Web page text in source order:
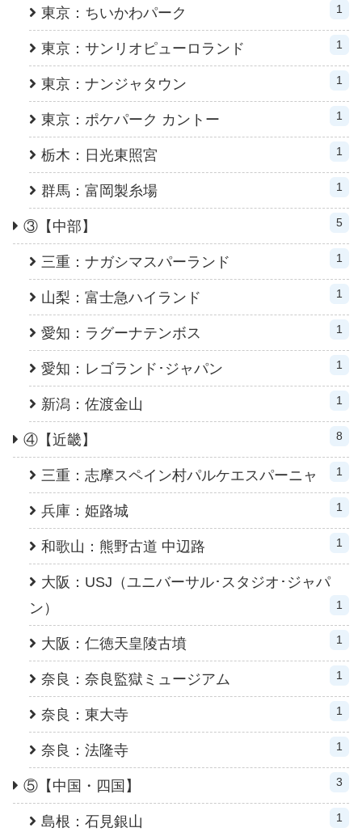
東京：ちいかわパーク 1
東京：サンリオピューロランド 1
東京：ナンジャタウン 1
東京：ポケパーク カントー 1
栃木：日光東照宮 1
群馬：富岡製糸場 1
③【中部】 5
三重：ナガシマスパーランド 1
山梨：富士急ハイランド 1
愛知：ラグーナテンボス 1
愛知：レゴランド･ジャパン 1
新潟：佐渡金山 1
④【近畿】 8
三重：志摩スペイン村パルケエスパーニャ 1
兵庫：姫路城 1
和歌山：熊野古道 中辺路 1
大阪：USJ（ユニバーサル･スタジオ･ジャパ
ン）
1
大阪：仁徳天皇陵古墳 1
奈良：奈良監獄ミュージアム 1
奈良：東大寺 1
奈良：法隆寺 1
⑤【中国・四国】 3
島根：石見銀山 1